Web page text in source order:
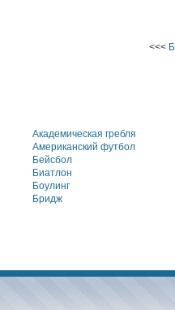
<<<
Академическая гребля
Американский футбол
Бейсбол
Биатлон
Боулинг
Бридж